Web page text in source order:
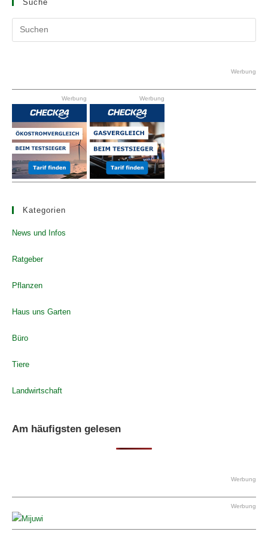
Suche
the
Werbung
Werbung Werbung
Kategorien
News und Infos
Ratgeber
Pflanzen
Haus uns Garten
Büro
Tiere
Landwirtschaft
Am häufigsten gelesen
Werbung
Werbung